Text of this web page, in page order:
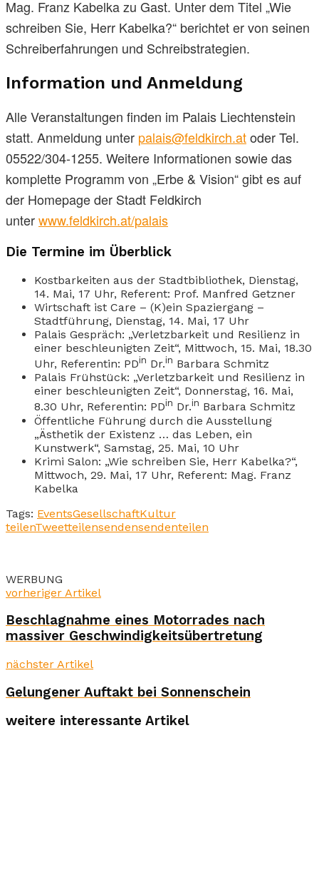
Mag. Franz Kabelka zu Gast. Unter dem Titel „Wie
schreiben Sie, Herr Kabelka?“ berichtet er von seinen
Schreiberfahrungen und Schreibstrategien.
Information und Anmeldung
Alle Veranstaltungen finden im Palais Liechtenstein
statt. Anmeldung unter palais@feldkirch.atoder Tel.
05522/304-1255. Weitere Informationen sowie das
komplette Programm von „Erbe & Vision“ gibt es auf
der Homepage der Stadt Feldkirch
unterwww.feldkirch.at/palais
Die Termine im Überblick
Kostbarkeiten aus der Stadtbibliothek, Dienstag,
14. Mai, 17 Uhr, Referent: Prof. Manfred Getzner
Wirtschaft ist Care – (K)ein Spaziergang –
Stadtführung, Dienstag, 14. Mai, 17 Uhr
Palais Gespräch: „Verletzbarkeit und Resilienz in
einer beschleunigten Zeit“, Mittwoch, 15. Mai, 18.30
Uhr, Referentin: PDin Dr.in Barbara Schmitz
Palais Frühstück: „Verletzbarkeit und Resilienz in
einer beschleunigten Zeit“, Donnerstag, 16. Mai,
8.30 Uhr, Referentin: PDin Dr.in Barbara Schmitz
Öffentliche Führung durch die Ausstellung
„Ästhetik der Existenz … das Leben, ein
Kunstwerk“, Samstag, 25. Mai, 10 Uhr
Krimi Salon: „Wie schreiben Sie, Herr Kabelka?“,
Mittwoch, 29. Mai, 17 Uhr, Referent: Mag. Franz
Kabelka
Tags: EventsGesellschaftKultur
teilenTweetteilensendensendenteilen
WERBUNG
vorheriger Artikel
Beschlagnahme eines Motorrades nach
massiver Geschwindigkeitsübertretung
nächster Artikel
Gelungener Auftakt bei Sonnenschein
weitere interessante Artikel